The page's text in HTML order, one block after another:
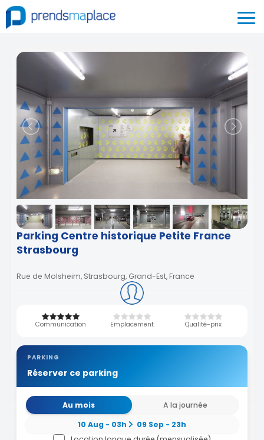
Parking Centre historique Petite France
Strasbourg
Rue de Molsheim, Strasbourg, Grand-Est, France
Communication Emplacement Qualité-prix
PARKING
Réserver ce parking
Au mois
A la journée
10 Aug - 03h
09 Sep - 23h